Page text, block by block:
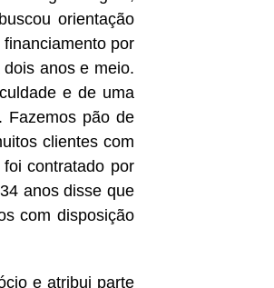
orientação
por
anos e meio.
e de uma
Fazemos pão de
clientes com
contratado por
anos disse que
com disposição
e atribui parte